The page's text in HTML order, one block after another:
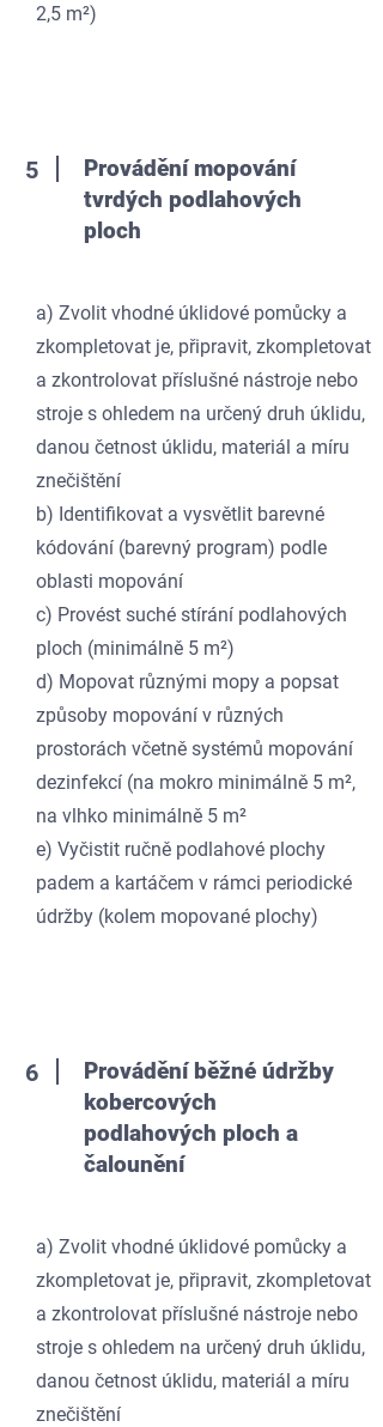
2,5 m²)
5
Provádění mopování
tvrdých podlahových
ploch
a) Zvolit vhodné úklidové pomůcky a
zkompletovat je, připravit, zkompletovat
a zkontrolovat příslušné nástroje nebo
stroje s ohledem na určený druh úklidu,
danou četnost úklidu, materiál a míru
znečištění
b) Identifikovat a vysvětlit barevné
kódování (barevný program) podle
oblasti mopování
c) Provést suché stírání podlahových
ploch (minimálně 5 m²)
d) Mopovat různými mopy a popsat
způsoby mopování v různých
prostorách včetně systémů mopování
dezinfekcí (na mokro minimálně 5 m²,
na vlhko minimálně 5 m²
e) Vyčistit ručně podlahové plochy
padem a kartáčem v rámci periodické
údržby (kolem mopované plochy)
6
Provádění běžné údržby
kobercových
podlahových ploch a
čalounění
a) Zvolit vhodné úklidové pomůcky a
zkompletovat je, připravit, zkompletovat
a zkontrolovat příslušné nástroje nebo
stroje s ohledem na určený druh úklidu,
danou četnost úklidu, materiál a míru
znečištění